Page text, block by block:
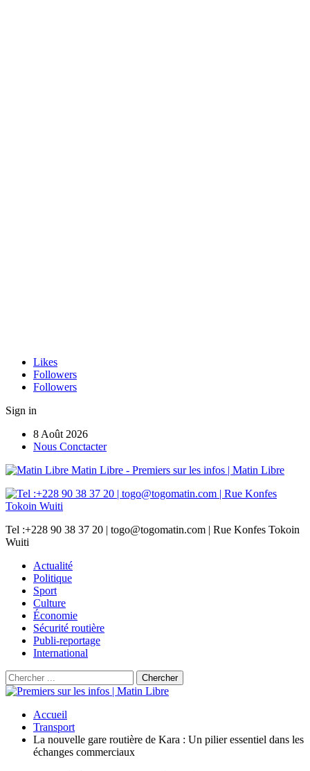
Likes
Followers
Followers
Sign in
8 Août 2026
Nous Conctacter
Matin Libre - Premiers sur les infos | Matin Libre
Tel :+228 90 38 37 20 | togo@togomatin.com | Rue Konfes Tokoin
Wuiti
Actualité
Politique
Sport
Culture
Économie
Sécurité routière
Publi-reportage
International
Accueil
Transport
La nouvelle gare routière de Kara : Un pilier essentiel dans les
échanges commerciaux